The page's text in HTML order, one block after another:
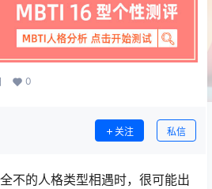
0
关注 私信
不的人格类型相遇时，很可能出